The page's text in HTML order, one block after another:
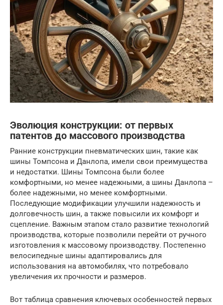
Эволюция конструкции: от первых
патентов до массового производства
Ранние конструкции пневматических шин, такие как
шины Томпсона и Данлопа, имели свои преимущества
и недостатки. Шины Томпсона были более
комфортными, но менее надежными, а шины Данлопа –
более надежными, но менее комфортными.
Последующие модификации улучшили надежность и
долговечность шин, а также повысили их комфорт и
сцепление. Важным этапом стало развитие технологий
производства, которые позволили перейти от ручного
изготовления к массовому производству. Постепенно
велосипедные шины адаптировались для
использования на автомобилях, что потребовало
увеличения их прочности и размеров.
Вот таблица сравнения ключевых особенностей первых